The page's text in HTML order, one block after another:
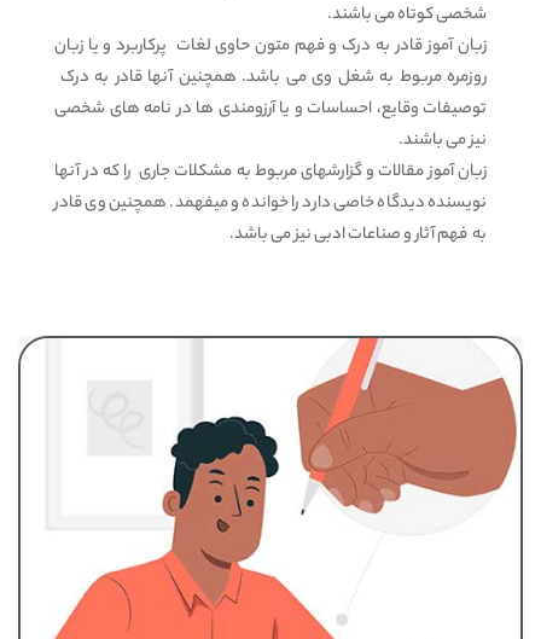
شخصی کوتاه می باشند.
زبان آموز قادر به درک و فهم متون حاوی لغات پرکاربرد و یا زبان
روزمره مربوط به شغل وی می باشد. همچنین آنها قادر به درک
توصیفات وقایع، احساسات و یا آرزومندی ها در نامه های شخصی
نیز می باشند.
زبان آموز مقالات و گزارشهای مربوط به مشکلات جاری را که در آنها
نویسنده دیدگاه خاصی دارد را خوانده و میفهمد. همچنین وی قادر
به فهم آثار و صناعات ادبی نیز می باشد.